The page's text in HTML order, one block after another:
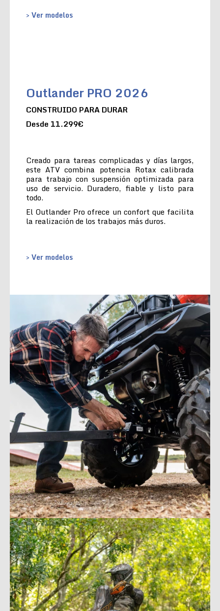
> Ver modelos
Outlander PRO 2026
CONSTRUIDO PARA DURAR
Desde 11.299€
Creado para tareas complicadas y días largos,
este ATV combina potencia Rotax calibrada
para trabajo con suspensión optimizada para
uso de servicio. Duradero, fiable y listo para
todo.
El Outlander Pro ofrece un confort que facilita
la realización de los trabajos más duros.
> Ver modelos